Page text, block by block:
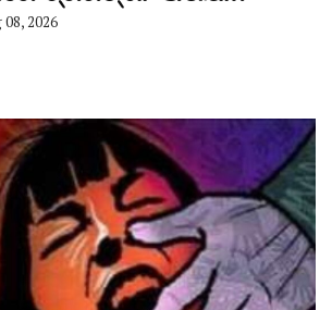
08, 2026